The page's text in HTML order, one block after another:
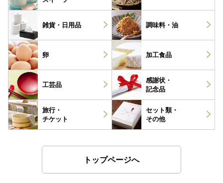
雑貨・ 日用品 調味料・ 油
卵 加工食品
工芸品
感謝状・
記念品
旅行・
チケット
セット類・
その他
トップページへ